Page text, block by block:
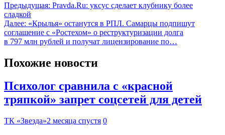
Предыдущая: Pravda.Ru: уксус сделает клубнику более
сладкой
Далее: «Крылья» останутся в РПЛ. Самарцы подпишут
соглашение с «Ростехом» о реструктуризации долга
в 797 млн рублей и получат лицензирование по…
Похожие новости
Психолог сравнила с «красной
тряпкой» запрет соцсетей для детей
ТК «Звезда»2 месяца спустя 0